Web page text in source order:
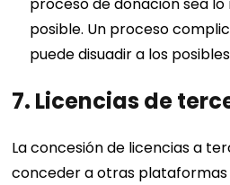
posible. Un proceso
puede disuadir a los
7. Licencias de
La concesión de licencias a
conceder a otras plataformas